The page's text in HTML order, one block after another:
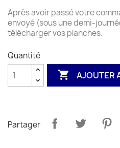
Après avoir passé votre
envoyé (sous une demi-
télécharger vos planches.
Quantité
 AJOUTER
Partager